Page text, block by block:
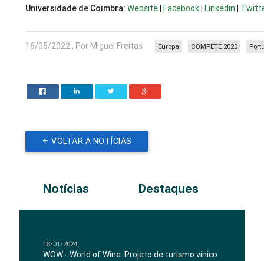
Universidade de Coimbra:Website Facebook Linkedin
16/05/2022 , Por Miguel Freitas COMPETE 2020
Europa
VOLTAR A NOTÍCIAS
Notícias Destaques
18/01/2024
WOW - World of Wine: Projeto de turismo vínico